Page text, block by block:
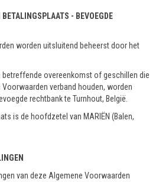
- BEVOEGDE
worden uitsluitend beheerst door het
betreffende overeenkomst of geschillen die
verband houden, worden
rechtbank te Turnhout, België.
is de hoofdzetel van MARIËN (Balen,
van deze Algemene Voorwaarden